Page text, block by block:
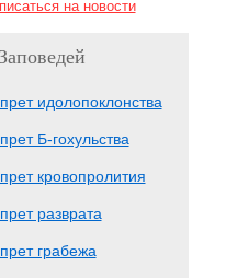
идолопоклонства
Б-гохульства
кровопролития
разврата
грабежа